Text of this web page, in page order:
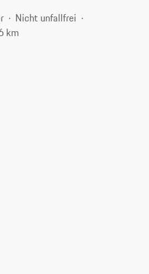
Nicht unfallfrei
km